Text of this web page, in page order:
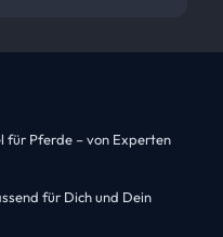
für Pferde – von Experten
für Dich und Dein